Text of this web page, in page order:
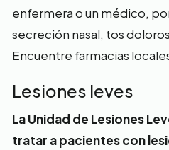
enfermera o un médico,
secreción nasal, tos
Encuentre farmacias
Lesiones leves
La Unidad de Lesiones
tratar a pacientes con